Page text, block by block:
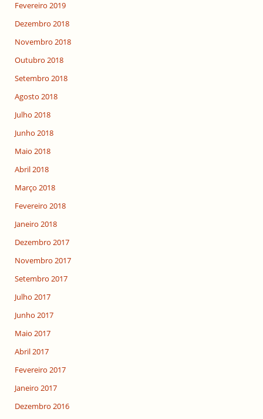
Fevereiro 2019
Dezembro 2018
Novembro 2018
Outubro 2018
Setembro 2018
Agosto 2018
Julho 2018
Junho 2018
Maio 2018
Abril 2018
Março 2018
Fevereiro 2018
Janeiro 2018
Dezembro 2017
Novembro 2017
Setembro 2017
Julho 2017
Junho 2017
Maio 2017
Abril 2017
Fevereiro 2017
Janeiro 2017
Dezembro 2016